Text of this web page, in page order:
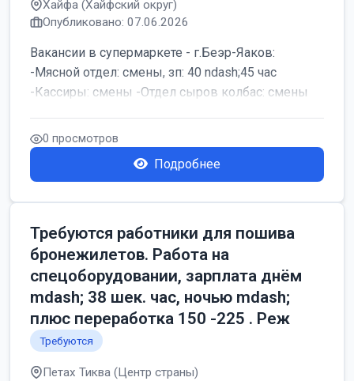
Хайфа (Хайфский округ)
Опубликовано: 07.06.2026
Вакансии в супермаркете - г.Беэр-Яаков:
-Мясной отдел: смены, зп: 40 ndash;45 час
-Кассиры: смены -Отдел сыров колбас: смены
0 просмотров
Подробнее
Требуются работники для пошива
бронежилетов. Работа на
спецоборудовании, зарплата днём
mdash; 38 шек. час, ночью mdash;
плюс переработка 150 -225 . Реж
Требуются
Петах Тиква (Центр страны)